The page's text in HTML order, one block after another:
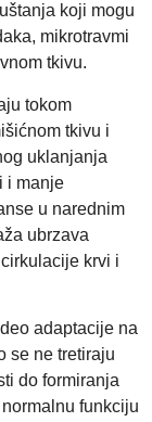
koji mogu
mikrotravmi
tkivu.
tokom
tkivu i
uklanjanja
i manje
u narednim
ubrzava
krvi i
adaptacije na
se ne tretiraju
do formiranja
funkciju